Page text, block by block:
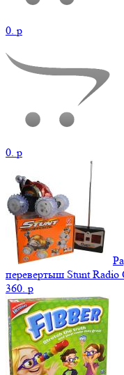
0. p
0. p
перевертыш Stunt Radio
360. p